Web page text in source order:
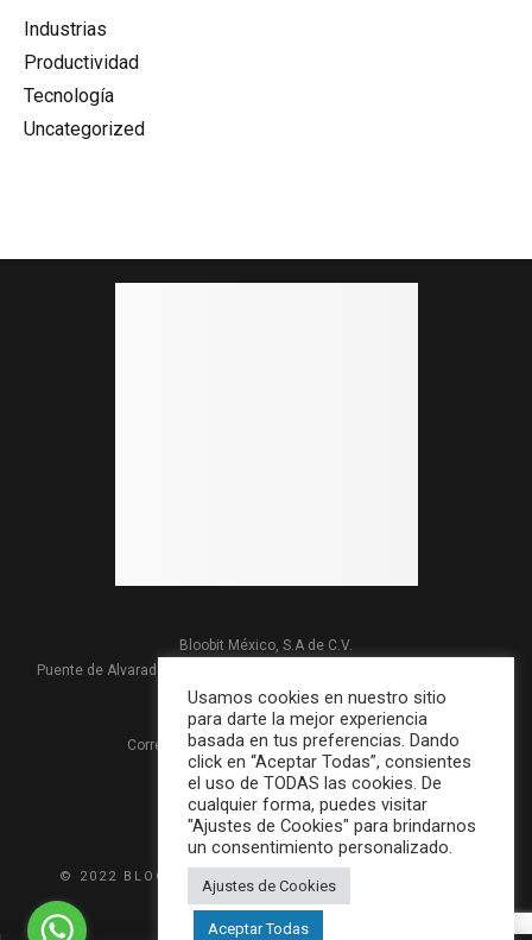
Industrias
Productividad
Tecnología
Uncategorized
Bloobit México, S.A de C.V.
Puente de Alvarado #303 Col. Carretas, 76050 Querétaro, Qro. México
Teléfono: +52 442 2137179
Correo electrónico:contacto@bloobit.com
Aviso Privacidad
© 2022 BLOOBIT S.A. DE C.V. DISEÑADO POR
MARKETHINK
Usamos cookies en nuestro sitio
para darte la mejor experiencia
basada en tus preferencias. Dando
click en “Aceptar Todas”, consientes
el uso de TODAS las cookies. De
cualquier forma, puedes visitar
"Ajustes de Cookies" para brindarnos
un consentimiento personalizado.
Ajustes de Cookies
Aceptar Todas